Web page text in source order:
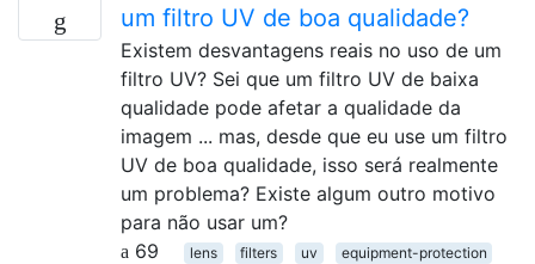
um filtro UV de boa qualidade?
Existem desvantagens reais no uso de um
filtro UV? Sei que um filtro UV de baixa
qualidade pode afetar a qualidade da
imagem ... mas, desde que eu use um filtro
UV de boa qualidade, isso será realmente
um problema? Existe algum outro motivo
para não usar um?
69
lens filters uv equipment-protection